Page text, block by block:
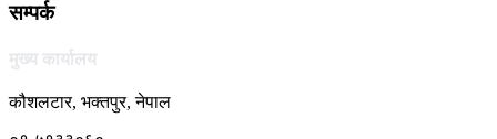
सम्पर्क
मुख्य कार्यालय
कौशलटार, भक्तपुर, नेपाल